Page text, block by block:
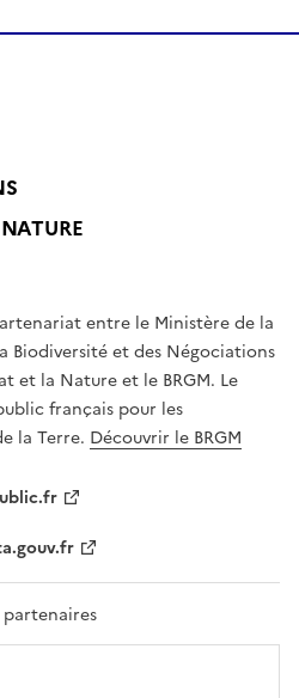
L
T
É
,
É
G
A
L
F
A
T
R
entre le Ministère de la
Biodiversité et des Négociations
et la Nature et le BRGM. Le
français pour les
la Terre. Découvrir le BRGM
partenaires